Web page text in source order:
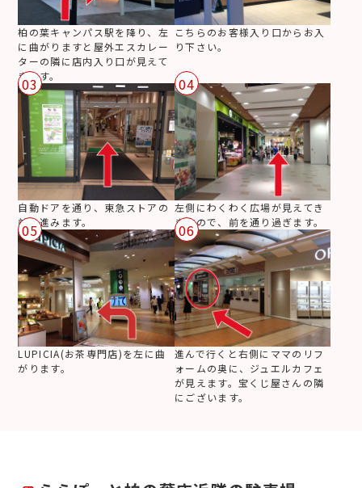
柏の葉キャンパス駅を降り、左
に曲がりますと屋外エスカレー
ターの隣に店内入り口が見えて
きます。
こちらのお客様入り口からお入
り下さい。
03
自動ドアを通り、東急ストアの
前を進みます。
04
左側にわくわく広場が見えてき
ますので、前を通り過ぎます。
05
LUPICIA(お茶専門店)を左に曲
がります。
06
進んで行くと右側にママのリフ
ォームの奥に、ジュエルカフェ
が見えます。宝くじ屋さんの隣
にございます。